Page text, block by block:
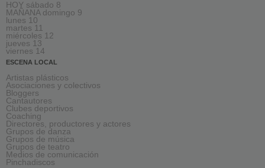
HOY sábado 8
MAÑANA domingo 9
lunes 10
martes 11
miércoles 12
jueves 13
viernes 14
ESCENA LOCAL
Artistas plásticos
Asociaciones y colectivos
Bloggers
Cantautores
Clubes deportivos
Coaching
Directores, productores y actores
Grupos de danza
Grupos de música
Grupos de teatro
Medios de comunicación
Pinchadiscos